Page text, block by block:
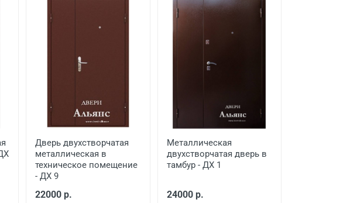
Дверь двухстворчатая
металлическая в
техническое помещение
- ДХ 9
22000 р.
Металлическая
двухстворчатая дверь в
тамбур - ДХ 1
24000 р.